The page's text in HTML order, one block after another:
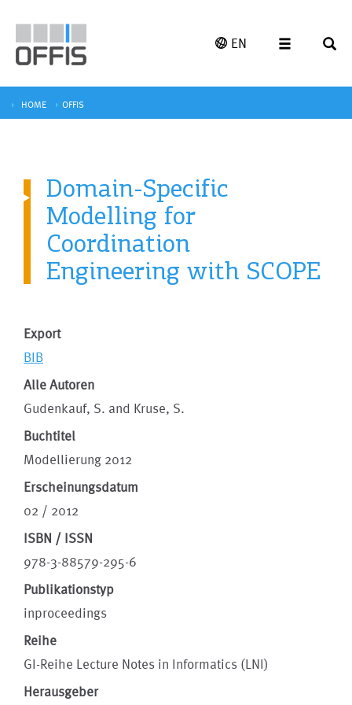
EN
HOME OFFIS
Domain-Specific
Modelling for
Coordination
Engineering with SCOPE
Export
BIB
Alle Autoren
Gudenkauf, S. and Kruse, S.
Buchtitel
Modellierung 2012
Erscheinungsdatum
02 / 2012
ISBN / ISSN
978-3-88579-295-6
Publikationstyp
inproceedings
Reihe
GI-Reihe Lecture Notes in Informatics (LNI)
Herausgeber